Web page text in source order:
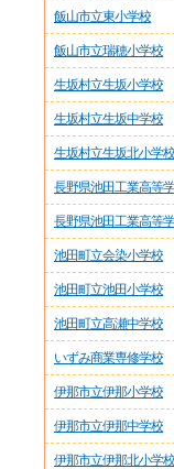
飯山市立東小学校
飯山市立瑞穂小学校
生坂村立生坂小学校
生坂村立生坂中学校
生坂村立生坂北小学校
長野県池田工業高等
長野県池田工業高等
池田町立会染小学校
池田町立池田小学校
池田町立高瀬中学校
いずみ商業専修学校
伊那市立伊那小学校
伊那市立伊那中学校
伊那市立伊那北小学校